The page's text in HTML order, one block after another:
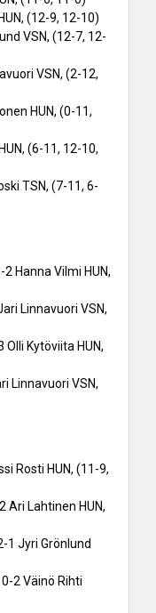
(12-9, 12-10)
VSN, (12-7, 12-
VSN, (2-12,
HUN, (0-11,
(6-11, 12-10,
TSN, (7-11, 6-
Hanna Vilmi HUN,
Linnavuori VSN,
Kytöviita HUN,
Linnavuori VSN,
Rosti HUN, (11-9,
Ari Lahtinen HUN,
1 Jyri Grönlund
2 Väinö Rihti